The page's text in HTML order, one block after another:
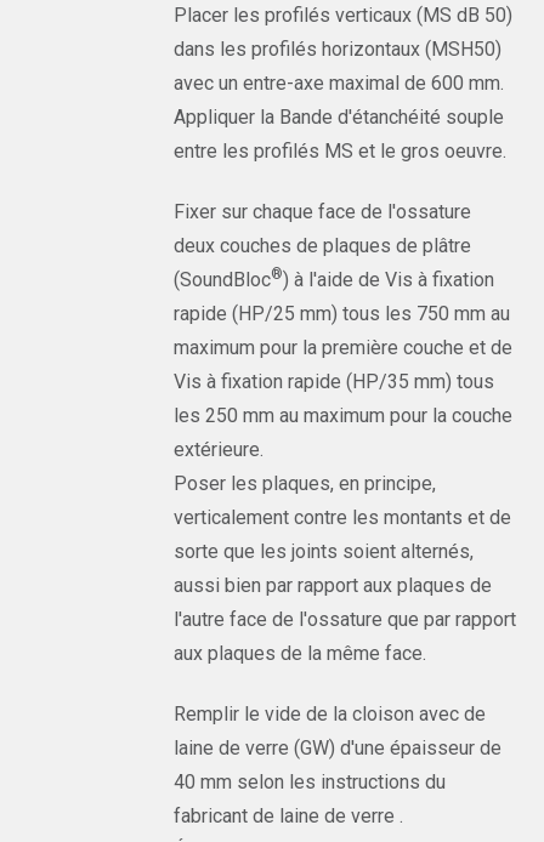
Placer les profilés verticaux (MS dB 50)
dans les profilés horizontaux (MSH50)
avec un entre-axe maximal de 600 mm.
Appliquer la Bande d'étanchéité souple
entre les profilés MS et le gros oeuvre.
Fixer sur chaque face de l'ossature
deux couches de plaques de plâtre
(SoundBloc®) à l'aide de Vis à fixation
rapide (HP/25 mm) tous les 750 mm au
maximum pour la première couche et de
Vis à fixation rapide (HP/35 mm) tous
les 250 mm au maximum pour la couche
extérieure.
Poser les plaques, en principe,
verticalement contre les montants et de
sorte que les joints soient alternés,
aussi bien par rapport aux plaques de
l'autre face de l'ossature que par rapport
aux plaques de la même face.
Remplir le vide de la cloison avec de
laine de verre (GW) d'une épaisseur de
40 mm selon les instructions du
fabricant de laine de verre .